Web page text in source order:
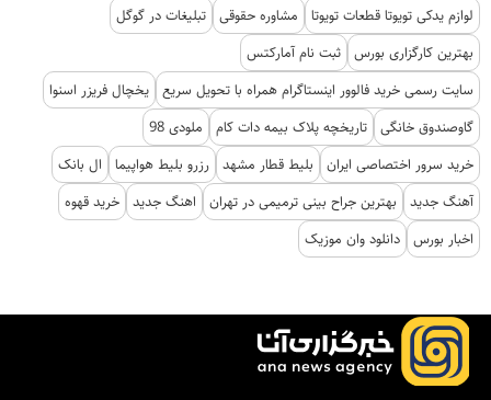
لوازم یدکی تویوتا قطعات تویوتا
مشاوره حقوقی تبلیغات در گوگل
بهترین کارگزاری بورس ثبت نام آمارکتس
سایت رسمی خرید فالوور اینستاگرام همراه با تحویل سریع یخچال فریزر اسنوا
گاوصندوق خانگی تاریخچه پلاک بیمه دات کام
ملودی 98
خرید سرور اختصاصی ایران
بلیط قطار مشهد رزرو بلیط هواپیما
ال بانک
آهنگ جدید
بهترین جراح بینی ترمیمی در تهران اهنگ جدید خرید قهوه
اخبار بورس دانلود وان موزیک